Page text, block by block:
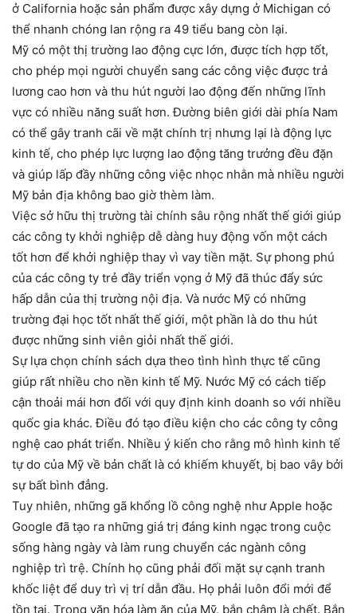
ở California hoặc sản phẩm được xây dựng ở Michigan có
thể nhanh chóng lan rộng ra 49 tiểu bang còn lại.
Mỹ có một thị trường lao động cực lớn, được tích hợp tốt,
cho phép mọi người chuyển sang các công việc được trả
lương cao hơn và thu hút người lao động đến những lĩnh
vực có nhiều năng suất hơn. Đường biên giới dài phía Nam
có thể gây tranh cãi về mặt chính trị nhưng lại là động lực
kinh tế, cho phép lực lượng lao động tăng trưởng đều đặn
và giúp lấp đầy những công việc nhọc nhằn mà nhiều người
Mỹ bản địa không bao giờ thèm làm.
Việc sở hữu thị trường tài chính sâu rộng nhất thế giới giúp
các công ty khởi nghiệp dễ dàng huy động vốn một cách
tốt hơn để khởi nghiệp thay vì vay tiền mặt. Sự phong phú
của các công ty trẻ đầy triển vọng ở Mỹ đã thúc đẩy sức
hấp dẫn của thị trường nội địa. Và nước Mỹ có những
trường đại học tốt nhất thế giới, một phần là do thu hút
được những sinh viên giỏi nhất thế giới.
Sự lựa chọn chính sách dựa theo tình hình thực tế cũng
giúp rất nhiều cho nền kinh tế Mỹ. Nước Mỹ có cách tiếp
cận thoải mái hơn đối với quy định kinh doanh so với nhiều
quốc gia khác. Điều đó tạo điều kiện cho các công ty công
nghệ cao phát triển. Nhiều ý kiến cho rằng mô hình kinh tế
tự do của Mỹ về bản chất là có khiếm khuyết, bị bao vây bởi
sự bất bình đẳng.
Tuy nhiên, những gã khổng lồ công nghệ như Apple hoặc
Google đã tạo ra những giá trị đáng kinh ngạc trong cuộc
sống hàng ngày và làm rung chuyển các ngành công
nghiệp trì trệ. Chính họ cũng phải đối mặt sự cạnh tranh
khốc liệt để duy trì vị trí dẫn đầu. Họ phải luôn đổi mới để
tồn tại. Trong văn hóa làm ăn của Mỹ, bắn chậm là chết. Bắn